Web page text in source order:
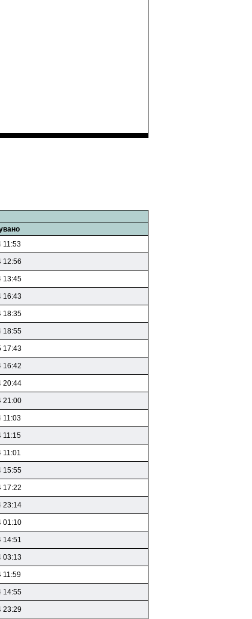
11:53
12:56
13:45
16:43
18:35
18:55
17:43
16:42
20:44
21:00
11:03
11:15
11:01
15:55
17:22
23:14
01:10
14:51
03:13
11:59
14:55
23:29